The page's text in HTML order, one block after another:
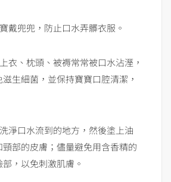
戴兜兜，防止口水弄髒衣服。
衣、枕頭、被褥常常被口水沾溼，
生細菌，並保持寶寶口腔清潔，
淨口水流到的地方，然後塗上油
部的皮膚；儘量避免用含香精的
，以免刺激肌膚。